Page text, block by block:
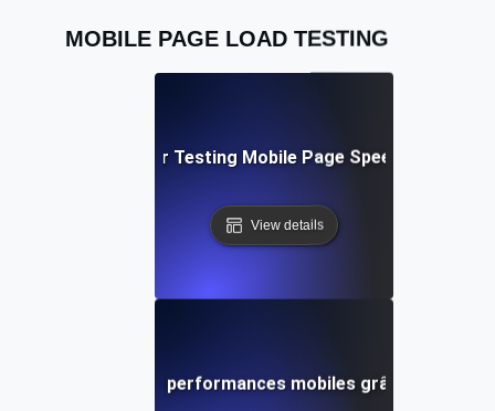
MOBILE PAGE LOAD TESTING
Best Practices for Testing Mobile Page Speed Across
View details
: Amélioration des performances mobiles grâce à des